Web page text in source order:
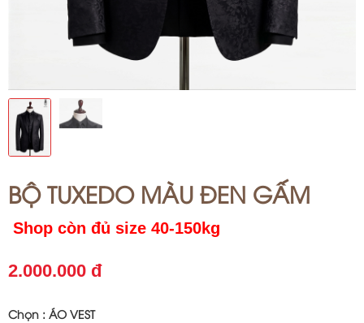
BỘ TUXEDO MÀU ĐEN GẤM
Shop còn đủ size 40-150kg
2.000.000 đ
Chọn : ÁO VEST